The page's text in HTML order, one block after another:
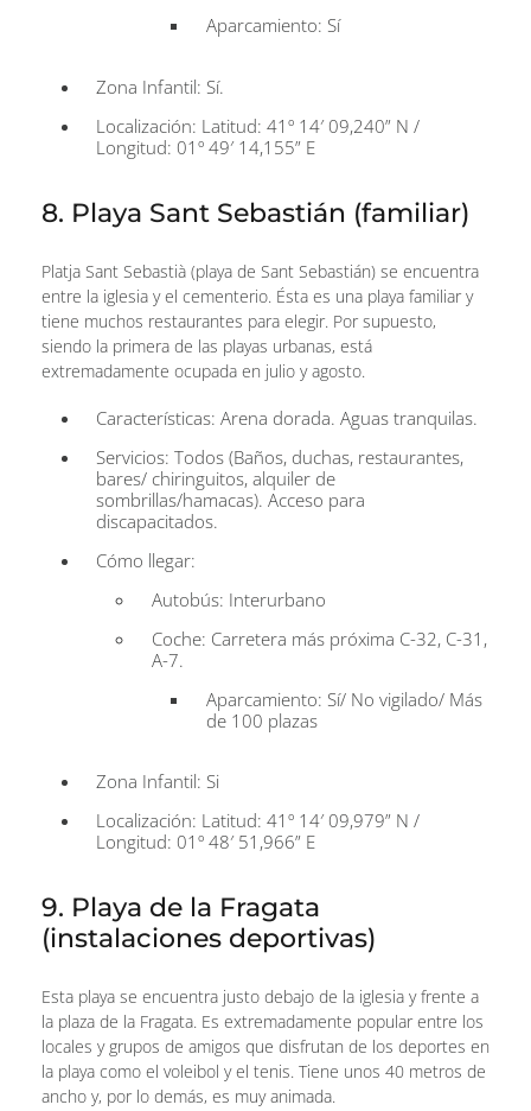
Aparcamiento: Sí
Zona Infantil: Sí.
Localización: Latitud: 41º 14′ 09,240” N /
Longitud: 01º 49′ 14,155” E
8. Playa Sant Sebastián (familiar)
Platja Sant Sebastià (playa de Sant Sebastián) se encuentra
entre la iglesia y el cementerio. Ésta es una playa familiar y
tiene muchos restaurantes para elegir. Por supuesto,
siendo la primera de las playas urbanas, está
extremadamente ocupada en julio y agosto.
Características: Arena dorada. Aguas tranquilas.
Servicios: Todos (Baños, duchas, restaurantes,
bares/ chiringuitos, alquiler de
sombrillas/hamacas). Acceso para
discapacitados.
Cómo llegar:
Autobús: Interurbano
Coche: Carretera más próxima C-32, C-31,
A-7.
Aparcamiento: Sí/ No vigilado/ Más
de 100 plazas
Zona Infantil: Si
Localización: Latitud: 41º 14′ 09,979” N /
Longitud: 01º 48′ 51,966” E
9. Playa de la Fragata
(instalaciones deportivas)
Esta playa se encuentra justo debajo de la iglesia y frente a
la plaza de la Fragata. Es extremadamente popular entre los
locales y grupos de amigos que disfrutan de los deportes en
la playa como el voleibol y el tenis. Tiene unos 40 metros de
ancho y, por lo demás, es muy animada.